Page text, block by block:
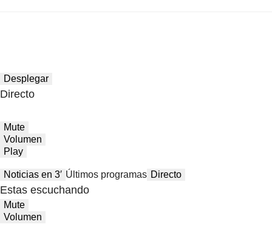
Desplegar
Directo
Mute
Volumen
Play
Noticias en 3′ Últimos programas Directo
Estas escuchando
Mute
Volumen